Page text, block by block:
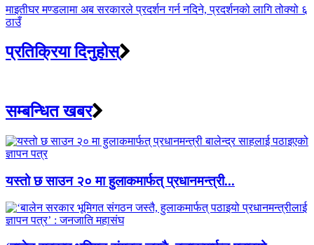
माइतीघर मण्डलामा अब सरकारले प्रदर्शन गर्न नदिने, प्रदर्शनको लागि तोक्यो ६
ठाउँ
प्रतिक्रिया दिनुहोस्
सम्बन्धित खबर
यस्तो छ साउन २० मा हुलाकमार्फत् प्रधानमन्त्री...